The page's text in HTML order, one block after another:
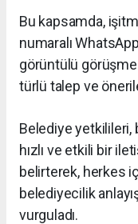
Bu kapsamda,
numaralı
görüntülü
türlü talep ve
Belediye yetkilileri,
hızlı ve etkili bir
belirterek, herkes
belediyecilik
vurguladı.